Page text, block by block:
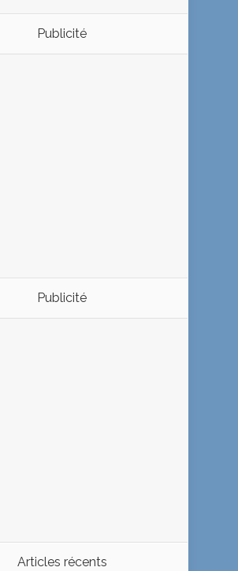
Publicité
Publicité
Articles récents